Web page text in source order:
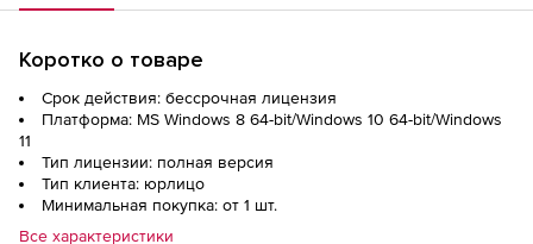
Коротко о товаре
Срок действия: бессрочная лицензия
Платформа: MS Windows 8 64-bit/Windows 10 64-bit/Windows
11
Тип лицензии: полная версия
Тип клиента: юрлицо
Минимальная покупка: от 1 шт.
Все характеристики